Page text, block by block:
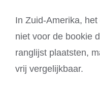
In Zuid-Amerika,
niet voor de bookie
ranglijst plaatsten,
vrij vergelijkbaar.